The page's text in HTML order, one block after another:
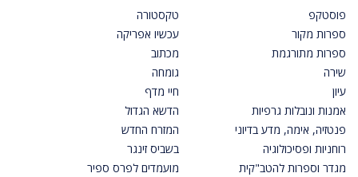
פוסטקפ
ספרות מקור
ספרות מתורגמת
שירה
עיון
אמנות ונובלות גרפיות
פנטזיה, אימה, מדע בדיוני
רוחניות ופסיכולוגיה
מגדר וספרות להטב"קית
טקסטורה
עכשיו אפריקה
מכתוב
גומחה
חיי מדף
הדשא הגדול
המזרח החדש
בשביס זינגר
מועמדים לפרס ספיר